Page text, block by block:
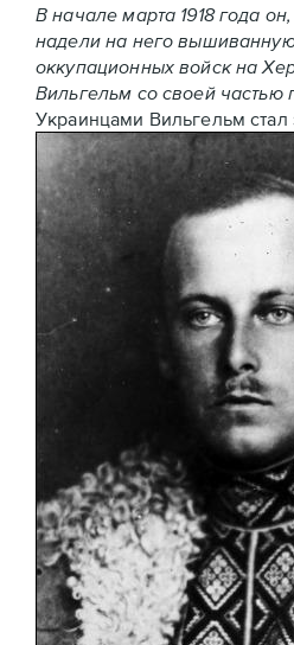
В начале марта 1918 года
надели на него
оккупационных войск на
Вильгельм со своей частью
Украинцами Вильгельм стал